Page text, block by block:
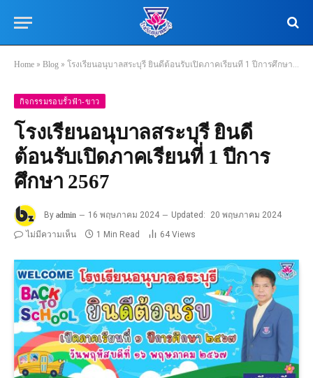
Home » Blog » โรงเรียนอนุบาลสระบุรี ยินดีต้อนรับเปิดภาคเรียนที่ 1 ปีการศึกษา 2567
กิจกรรมรอบรั้วฟ้า-ขาว
โรงเรียนอนุบาลสระบุรี ยินดี
ต้อนรับเปิดภาคเรียนที่ 1 ปีการ
ศึกษา 2567
By admin 16 พฤษภาคม 2024 Updated:
20 พฤษภาคม 2024
ไม่มีความเห็น
1 Min Read 64 Views